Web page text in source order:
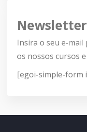
Newsletter
Insira o seu e-
os nossos cursos
[egoi-simple-form